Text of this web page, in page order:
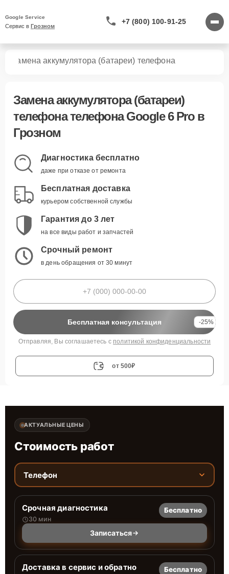
Google Service
Сервис в Грозном
+7 (800) 100-91-25
Замена аккумулятора (батареи) телефона
Замена аккумулятора (батареи)
телефона телефона Google 6 Pro в
Грозном
Диагностика бесплатно
даже при отказе от ремонта
Бесплатная доставка
курьером собственной службы
Гарантия до 3 лет
на все виды работ и запчастей
Срочный ремонт
в день обращения от 30 минут
Бесплатная консультация -25%
Отправляя, Вы соглашаетесь с политикой конфиденциальности
от 500₽
АКТУАЛЬНЫЕ ЦЕНЫ
Стоимость работ
Телефон
Срочная диагностика
30 мин
Бесплатно
Записаться
Доставка в сервис и обратно Бесплатно